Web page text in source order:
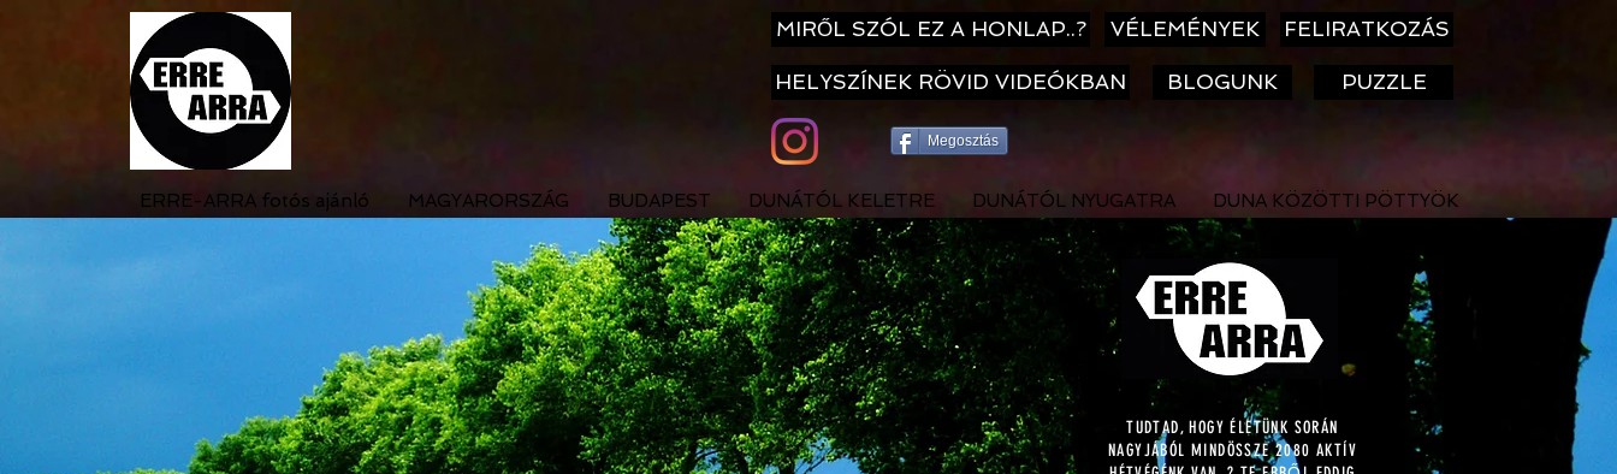
MIRŐL SZÓL EZ A HONLAP..? VÉLEMÉNYEK FELIRATKOZÁS
HELYSZÍNEK RÖVID VIDEÓKBAN BLOGUNK PUZZLE
Megosztás
ERRE-ARRA fotós ajánló MAGYARORSZÁG BUDAPEST DUNÁTÓL KELETRE DUNÁTÓL NYUGATRA DUNA KÖZÖTTI PÖTTYÖK
TUDTAD, HOGY ÉLETÜNK SORÁN
NAGYJÁBÓL MINDÖSSZE 2080 AKTÍV